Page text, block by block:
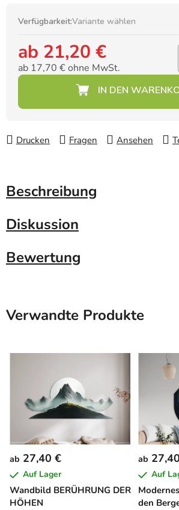
Verfügbarkeit:Variante wählen
ab 21,20 €
ab 17,70 €ohne MwSt.
Drucken Fragen Ansehen
Beschreibung
Diskussion
Bewertung
Verwandte Produkte
Wandbild BERÜHRUNG DER
HÖHEN
ab 27,40 €
Auf Lager
den
ab
Auf